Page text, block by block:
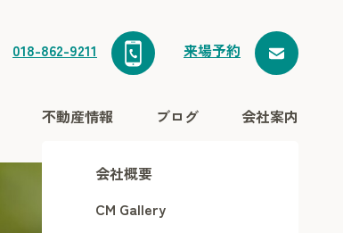
不動産情報
土地・分譲地
建売住宅
ブログ 会社案内
会社概要
CM Gallery
018-862-9211 来場予約